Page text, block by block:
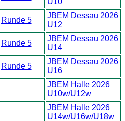
U10
Runde 5
JBEM Dessau 2026
U12
Runde 5
JBEM Dessau 2026
U14
Runde 5
JBEM Dessau 2026
U16
JBEM Halle 2026
U10w/U12w
JBEM Halle 2026
U14w/U16w/U18w